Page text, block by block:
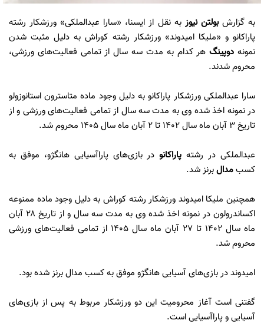
به گزارشبولتن نیوز به نقل از ایسنا، «سارا عبدالملکی» ورزشکار رشته
پاراکانو و «ملیکا امیدوند» ورزشکار رشته کوراش به دلیل مثبت شدن
نمونه دوپینگ هر کدام به مدت سه سال از تمامی فعالیت‌های ورزشی،
محروم شدند.
سارا عبدالملکی ورزشکار پاراکانو به دلیل وجود ماده متاسترون استانوزولو
در نمونه اخذ شده وی به مدت سه سال از تمامی فعالیت‌های ورزشی و از
تاریخ ۳ آبان ماه سال ۱۴۰۲ تا ۲ آبان ماه سال ۱۴۰۵ محروم شد.
عبدالملکی در رشته پاراکانو در بازی‌های پاراآسیایی هانگژو، موفق به
کسبمدالبرنز شد.
همچنین ملیکا امیدوند ورزشکار رشته کوراش به دلیل وجود ماده ممنوعه
اکساندرولون در نمونه اخذ شده وی به مدت سه سال و از تاریخ ۲۸ آبان
ماه سال ۱۴۰۲ تا ۲۷ آبان ماه سال ۱۴۰۵ از تمامی فعالیت‌های ورزشی
محروم شد.
امیدوند در بازی‌های آسیایی هانگژو موفق به کسب مدال برنز شده بود.
گفتنی است آغاز محرومیت این دو ورزشکار مربوط به پس از بازی‌های
آسیایی و پاراآسیایی است.